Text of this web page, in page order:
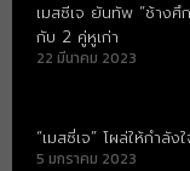
เมสซีเจ ยันทัพ “ช้างศึ
กับ 2 คู่หูเก่า
22 มีนาคม 2023
“เมสซี่เจ” โผล่ให้กำลั
5 มกราคม 2023